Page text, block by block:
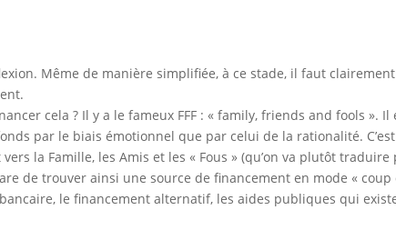
Même de manière simplifiée, à ce stade, il faut clairement
cela ? Il y a le fameux FFF : « family, friends and fools ». Il
par le biais émotionnel que par celui de la rationalité. C’est
la Famille, les Amis et les « Fous » (qu’on va plutôt traduire
de trouver ainsi une source de financement en mode « coup
le financement alternatif, les aides publiques qui